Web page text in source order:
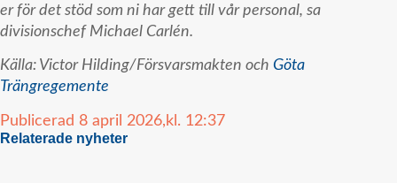
er för det stöd som ni har gett till vår personal, sa
divisionschef Michael Carlén.
Källa: Victor Hilding/Försvarsmakten och Göta
Trängregemente
Publicerad 8 april 2026, kl. 12:37
Relaterade nyheter